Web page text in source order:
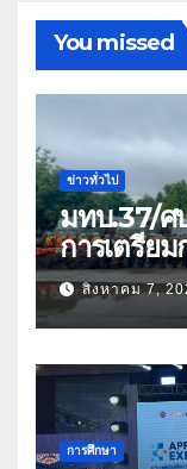
You missed
ข่าวทั่วไป
มทบ.37/ศ
การเตรีย
ด้านการบ
สิงหาคม 7,
การศึกษา